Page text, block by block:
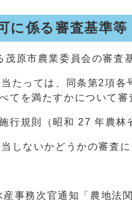
に係る審査基準等
原市農業委員会の審査
たっては、同条第2項各
てを満たすかについて審
規則（昭和 27 年農林
ないかどうかの審査に
事務次官通知「農地法